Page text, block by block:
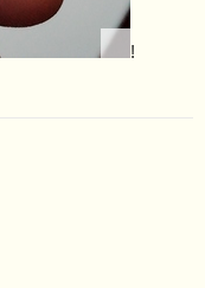
!